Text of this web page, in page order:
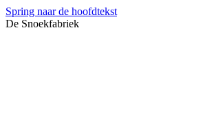
Spring naar de hoofdtekst
De Snoekfabriek